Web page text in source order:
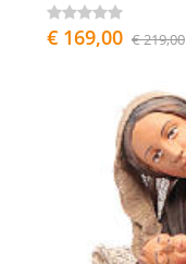
€ 169,00 € 219,00